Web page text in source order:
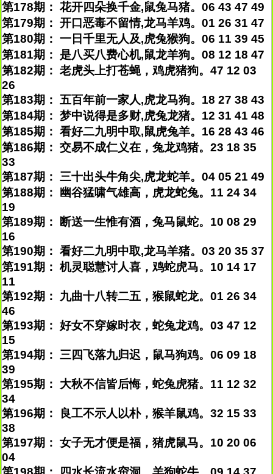
第178期： 花开四朵换千金,鼠兔马猪。06 43 47 49
第179期： 开口恶毒不留情,龙马羊鸡。01 26 31 47
第180期： 一日千里无人及,虎兔猴狗。06 11 39 45
第181期： 是八买八费心机,鼠龙羊狗。08 12 18 47
第182期： 老虎头上打苍蝇，鸡虎猪狗。47 12 03
26
第183期： 五百年前一家人,虎龙马狗。18 27 38 43
第184期： 梦中说得是多财,虎兔龙猪。12 31 41 48
第185期： 看好二九明中取,鼠虎兔羊。16 28 43 46
第186期： 交易不成仁义在，兔龙鸡猪。23 18 35
33
第187期： 三十出头牛角尖,虎龙蛇羊。04 05 21 49
第188期： 幽谷猛啸气雄高，虎龙蛇兔。11 24 34
19
第189期： 断送一生惟有酒，兔马鼠蛇。10 08 29
16
第190期： 看好二九明中取,龙马羊猪。03 20 35 37
第191期： 机灵聪慧讨人喜，鸡蛇虎马。10 14 17
11
第192期： 九曲十八转二五，猴鼠蛇龙。01 26 34
46
第193期： 好女不穿嫁时衣，蛇兔龙鸡。03 47 12
15
第194期： 三四飞落九归迟，鼠马狗鸡。06 09 18
39
第195期： 大秋不信皆后悔，蛇兔虎猪。11 12 32
34
第196期： 良工不示人以朴，猴羊鼠鸡。32 15 33
38
第197期： 女子无才便是福，猪虎鼠马。10 20 06
04